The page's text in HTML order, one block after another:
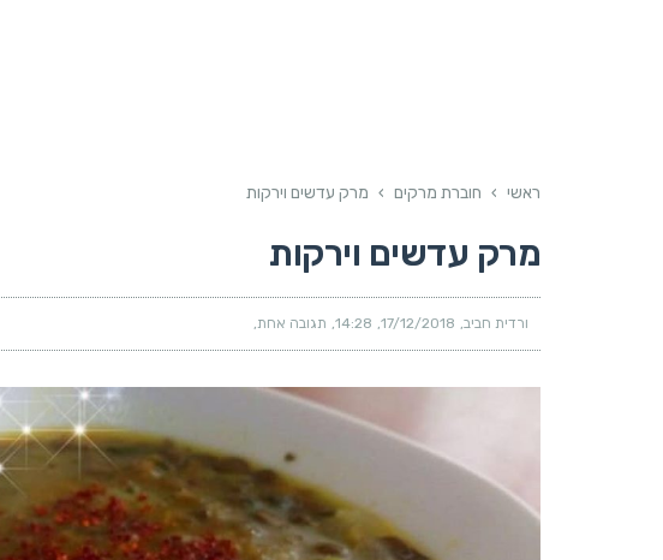
ראשי › חוברת מרקים › מרק עדשים וירקות
מרק עדשים וירקות
ורדית חביב 17/12/2018
14:28 תגובה אחת